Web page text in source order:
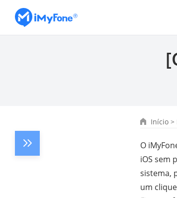
Início >
O
iOS sem
sistema,
um